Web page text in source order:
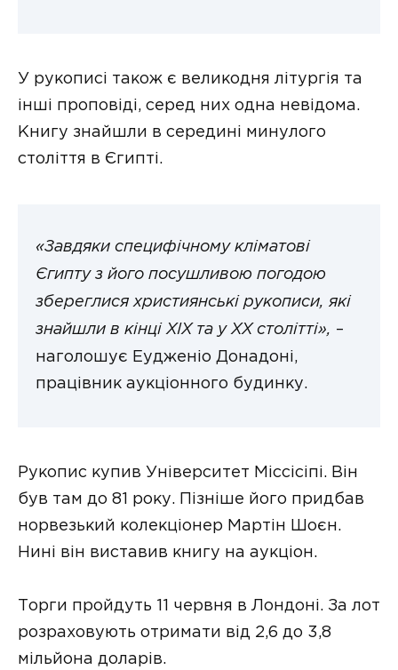
У рукописі також є великодня літургія та
інші проповіді, серед них одна невідома.
Книгу знайшли в середині минулого
століття в Єгипті.
«Завдяки специфічному кліматові
Єгипту з його посушливою погодою
збереглися християнські рукописи, які
знайшли в кінці XIX та у XX столітті», –
наголошує Еудженіо Донадоні,
працівник аукціонного будинку.
Рукопис купив Університет Міссісіпі. Він
був там до 81 року. Пізніше його придбав
норвезький колекціонер Мартін Шоєн.
Нині він виставив книгу на аукціон.
Торги пройдуть 11 червня в Лондоні. За лот
розраховують отримати від 2,6 до 3,8
мільйона доларів.